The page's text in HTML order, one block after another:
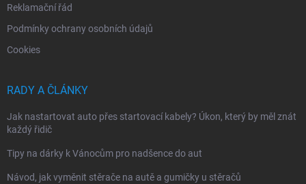
Reklamační řád
Podmínky ochrany osobních údajů
Cookies
RADY A ČLÁNKY
Jak nastartovat auto přes startovací kabely? Úkon, který by měl znát
každý řidič
Tipy na dárky k Vánocům pro nadšence do aut
Návod, jak vyměnit stěrače na autě a gumičky u stěračů